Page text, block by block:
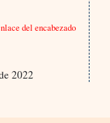
del encabezado
2022